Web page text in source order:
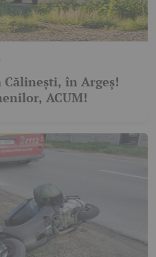
Călinești, în Argeș!
ACUM!